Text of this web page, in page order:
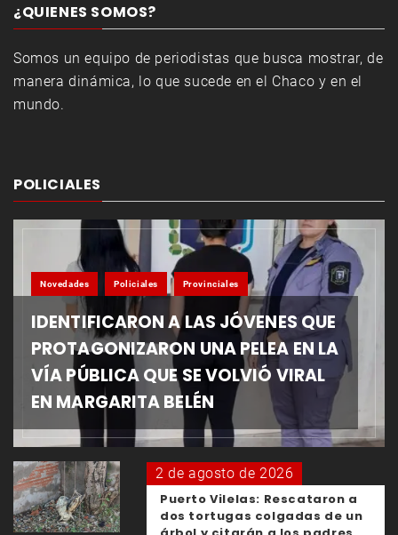
¿QUIENES SOMOS?
Somos un equipo de periodistas que busca mostrar, de
manera dinámica, lo que sucede en el Chaco y en el
mundo.
POLICIALES
Novedades Policiales Provinciales
IDENTIFICARON A LAS JÓVENES QUE
PROTAGONIZARON UNA PELEA EN LA
VÍA PÚBLICA QUE SE VOLVIÓ VIRAL
EN MARGARITA BELÉN
2 de agosto de 2026
Puerto Vilelas: Rescataron a
dos tortugas colgadas de un